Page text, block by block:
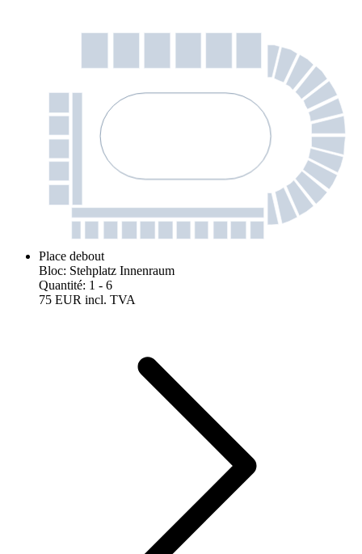
Place debout
Bloc: Stehplatz Innenraum
Quantité: 1 - 6
75 EUR incl. TVA